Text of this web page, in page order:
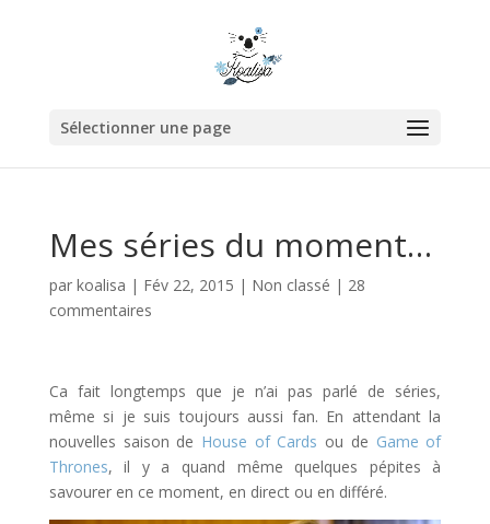
Sélectionner une page
Mes séries du moment…
par koalisa | Fév 22, 2015 | Non classé | 28
commentaires
Ca fait longtemps que je n’ai pas parlé de séries,
même si je suis toujours aussi fan. En attendant la
nouvelles saison de House of Cards ou de Game of
Thrones, il y a quand même quelques pépites à
savourer en ce moment, en direct ou en différé.